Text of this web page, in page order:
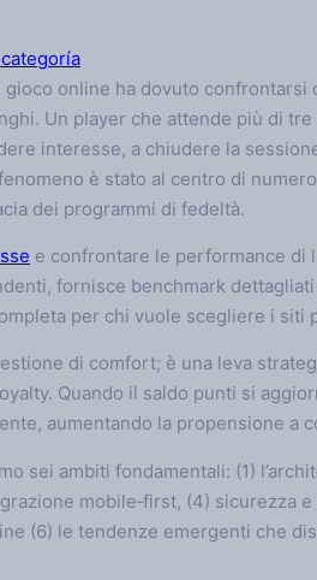
online ha dovuto confrontarsi
Un player che attende più di
interesse, a chiudere la
è stato al centro di
dei programmi di fedeltà.
e confrontare le performance di
fornisce benchmark
per chi vuole scegliere i siti
di comfort; è una leva
Quando il saldo punti si
aumentando la propensione a
sei ambiti fondamentali: (1)
mobile‑first, (4) sicurezza
(6) le tendenze emergenti che